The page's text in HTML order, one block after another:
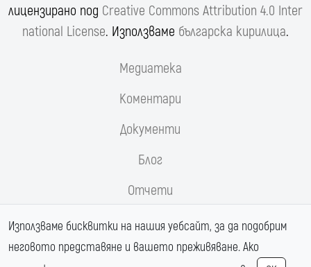
лицензирано под Creative Commons Attribution 4.0 Inter
national License. Използваме българска кирилица.
Медиатека
Коментари
Документи
Блог
Отчети
Реформи.орг
Магистрала Хемус
Използваме бисквитки на нашия уебсайт, за да подобрим
неговото представяне и вашето преживяване. Ако